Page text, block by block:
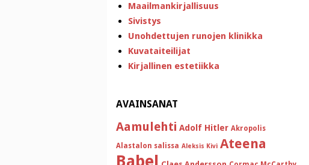
Maailmankirjallisuus
Sivistys
Unohdettujen runojen klinikka
Kuvataiteilijat
Kirjallinen estetiikka
AVAINSANAT
Aamulehti Adolf Hitler Akropolis
Alastalon salissa Aleksis Kivi Ateena